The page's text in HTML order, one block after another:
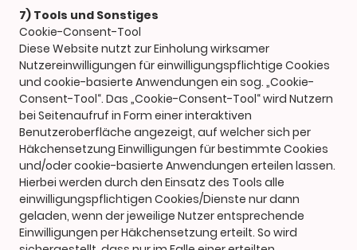
7) Tools und Sonstiges
Cookie-Consent-Tool
Diese Website nutzt zur Einholung wirksamer
Nutzereinwilligungen für einwilligungspflichtige Cookies
und cookie-basierte Anwendungen ein sog. „Cookie-
Consent-Tool“. Das „Cookie-Consent-Tool“ wird Nutzern
bei Seitenaufruf in Form einer interaktiven
Benutzeroberfläche angezeigt, auf welcher sich per
Häkchensetzung Einwilligungen für bestimmte Cookies
und/oder cookie-basierte Anwendungen erteilen lassen.
Hierbei werden durch den Einsatz des Tools alle
einwilligungspflichtigen Cookies/Dienste nur dann
geladen, wenn der jeweilige Nutzer entsprechende
Einwilligungen per Häkchensetzung erteilt. So wird